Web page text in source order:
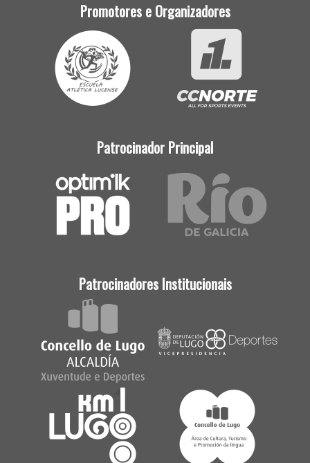
Promotores e Organizadores
Patrocinador Principal
Patrocinadores Institucionais